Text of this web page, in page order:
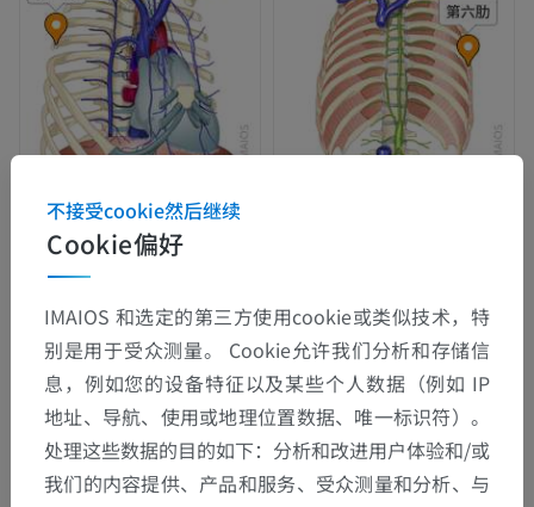
Cookie偏好
不接受cookie然后继续
IMAIOS 和选定的第三方使用cookie或类似技术，特
别是用于受众测量。 Cookie允许我们分析和存储信
息，例如您的设备特征以及某些个人数据（例如 IP
地址、导航、使用或地理位置数据、唯一标识符）。
处理这些数据的目的如下：分析和改进用户体验和/或
我们的内容提供、产品和服务、受众测量和分析、与